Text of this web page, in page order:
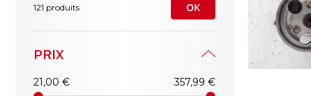
121 produits OK
PRIX
21,00 € 357,99 €